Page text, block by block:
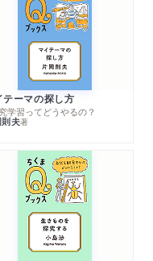
テーマの探し方
学習ってどうやるの？
夫著